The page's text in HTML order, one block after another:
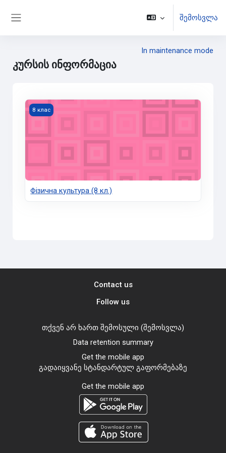
შემოსვლა
In maintenance mode
კურსის ინფორმაცია
Фізична культура (8 кл.)
8 клас
Фізична культура (8 кл.)
Contact us
Follow us
თქვენ არ ხართ შემოსული (შემოსვლა)
Data retention summary
Get the mobile app
გადაიყვანე სტანდარტულ გაფორმებაზე
Get the mobile app